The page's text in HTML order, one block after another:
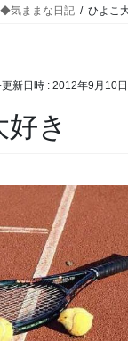
◆気ままな日記 ひよこ
新日時 : 2012年9月10日
き